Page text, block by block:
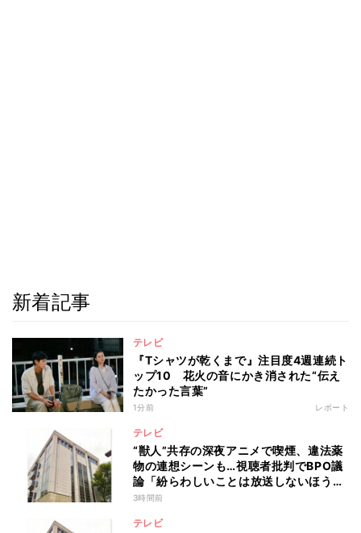
新着記事
テレビ
『Tシャツが乾くまで』注目度4週連続ト
ップ10 花火の音にかき消された“伝え
たかった言葉”
1分前 レポート
テレビ
“獣人”共存の深夜アニメで喫煙、違法薬
物の連想シーンも…視聴者批判でBPO議
論「紛らわしいことは放送しないほう
が」
3時間前
テレビ